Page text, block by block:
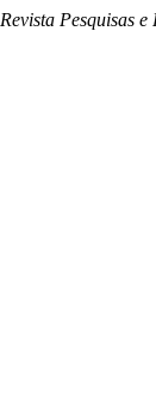
Revista Pesquisas